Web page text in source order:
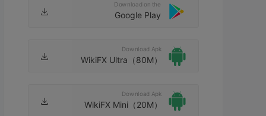
Download on the
Google Play
Download Apk
WikiFX Ultra（80M）
Download Apk
WikiFX Mini（20M）